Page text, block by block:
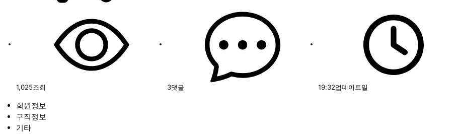
1,025조회 3댓글 19:32업데이트일
회원정보
구직정보
기타